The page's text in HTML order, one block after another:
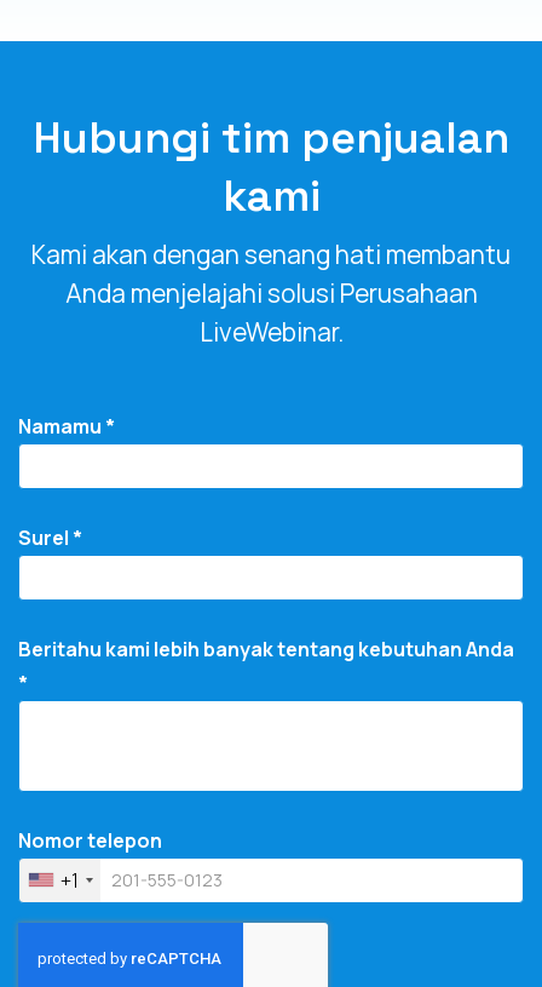
Hubungi tim penjualan
kami
Kami akan dengan senang hati membantu
Anda menjelajahi solusi Perusahaan
LiveWebinar.
Namamu *
Surel *
Beritahu kami lebih banyak tentang kebutuhan Anda
*
Nomor telepon
+1